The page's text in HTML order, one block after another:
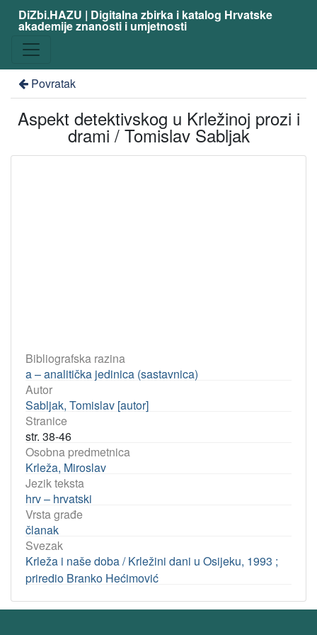
DiZbi.HAZU | Digitalna zbirka i katalog Hrvatske
akademije znanosti i umjetnosti
Povratak
Aspekt detektivskog u Krležinoj prozi i
drami / Tomislav Sabljak
Bibliografska razina
a – analitička jedinica (sastavnica)
Autor
Sabljak, Tomislav [autor]
Stranice
str. 38-46
Osobna predmetnica
Krleža, Miroslav
Jezik teksta
hrv – hrvatski
Vrsta građe
članak
Svezak
Krleža i naše doba / Krležini dani u Osijeku, 1993 ;
priredio Branko Hećimović